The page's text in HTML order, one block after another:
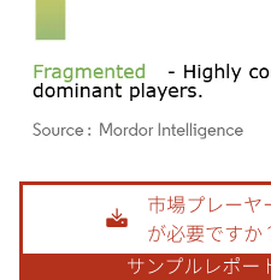
画像 © Mordor Intelligence。再利用